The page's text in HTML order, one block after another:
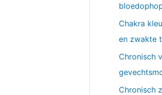
Chakra
en zwakte
Chronisch
Chronisch